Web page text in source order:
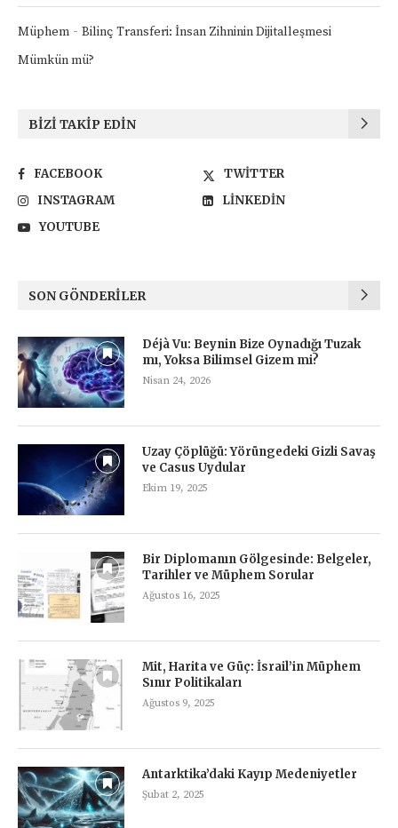
Müphem - Bilinç Transferi: İnsan Zihninin Dijitalleşmesi
Mümkün mü?
BIZI TAKIP EDIN
FACEBOOK
TWITTER
INSTAGRAM
LINKEDIN
YOUTUBE
SON GÖNDERILER
Déjà Vu: Beynin Bize Oynadığı Tuzak
mı, Yoksa Bilimsel Gizem mi?
Nisan 24, 2026
Uzay Çöplüğü: Yörüngedeki Gizli Savaş
ve Casus Uydular
Ekim 19, 2025
Bir Diplomanın Gölgesinde: Belgeler,
Tarihler ve Müphem Sorular
Ağustos 16, 2025
Mit, Harita ve Güç: İsrail’in Müphem
Sınır Politikaları
Ağustos 9, 2025
Antarktika’daki Kayıp Medeniyetler
Şubat 2, 2025